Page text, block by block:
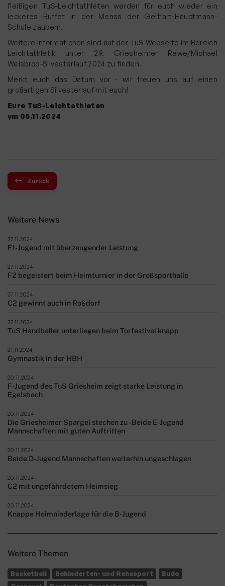
fleißigen TuS-Leichtathleten werden für euch wieder ein
leckeres Buffet in der Mensa der Gerhart-Hauptmann-
Schule zaubern.
Weitere Informationen sind auf der TuS-Webseite im Bereich
Leichtathletik unter 29. Griesheimer Rewe/Michael
Weisbrod-Silvesterlauf 2024 zu finden.
Merkt euch das Datum vor - wir freuen uns auf einen
großartigen Silvesterlauf mit euch!
Eure TuS-Leichtathleten
ym 05.11.2024
Zurück
Weitere News
27.11.2024
F1-Jugend mit überzeugender Leistung
27.11.2024
F2 begeistert beim Heimturnier in der Großsporthalle
27.11.2024
C2 gewinnt auch in Roßdorf
27.11.2024
TuS Handballer unterliegen beim Torfestival knapp
21.11.2024
Gymnastik in der HBH
20.11.2024
F-Jugend des TuS Griesheim zeigt starke Leistung in
Egelsbach
20.11.2024
Die Griesheimer Spargel stechen zu - Beide E-Jugend
Mannschaften mit guten Auftritten
20.11.2024
Beide D-Jugend Mannschaften weiterhin ungeschlagen
20.11.2024
C2 mit ungefährdetem Heimsieg
20.11.2024
Knappe Heimniederlage für die B-Jugend
Weitere Themen
Basketball Behinderten- und Rehasport
Budo